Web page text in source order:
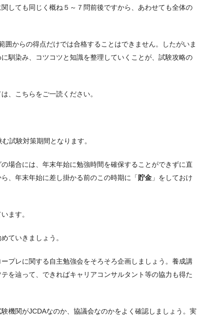
しても同じく概ね５～７問前後ですから、あわせても全体の
囲からの得点だけでは合格することはできません。したがいま
馴染み、コツコツと知識を整理していくことが、試験攻略の
、こちらをご一読ください。
試験対策期間となります。
場合には、年末年始に勉強時間を確保することができずに直
、年末年始に差し掛かる前のこの時期に「 貯金 」をしておけ
ます。
ていきましょう。
プレに関する自主勉強会をそろそろ企画しましょう。養成講
を辿って、できればキャリアコンサルタント等の協力も得た
機関がJCDAなのか、協議会なのかをよく確認しましょう。実